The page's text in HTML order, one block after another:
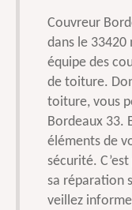
Couvreur
dans le
équipe des
de toiture.
toiture, vous
Bordeaux 33.
éléments de
sécurité.
sa réparation
veillez